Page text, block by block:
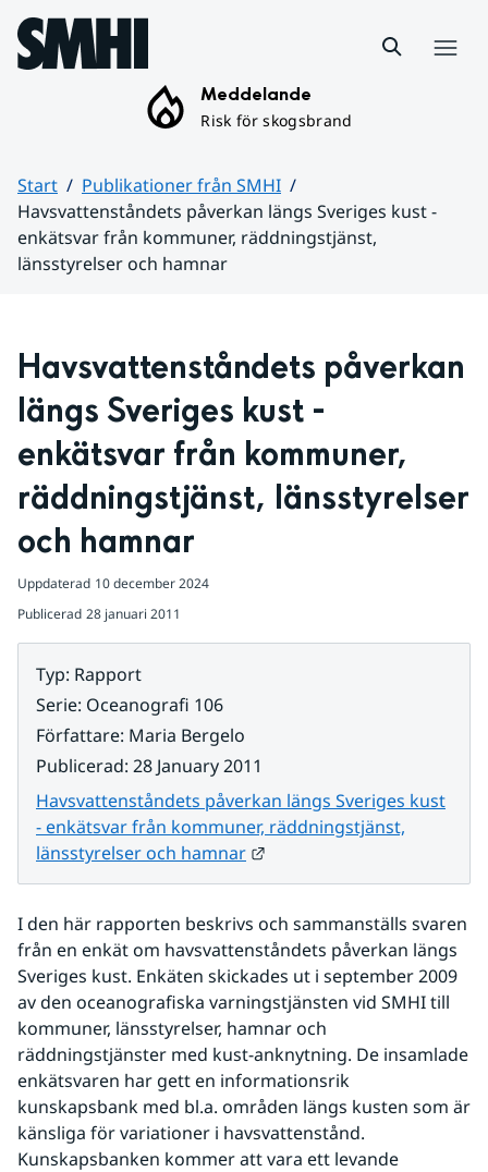
Hoppa till sidans innehåll
Meddelande
Risk för skogsbrand
Start
Publikationer från SMHI
Havsvattenståndets påverkan längs Sveriges kust -
enkätsvar från kommuner, räddningstjänst,
länsstyrelser och hamnar
Havsvattenståndets påverkan
längs Sveriges kust -
enkätsvar från kommuner,
räddningstjänst, länsstyrelser
och hamnar
Uppdaterad 10 december 2024
Publicerad 28 januari 2011
Typ: Rapport
Serie: Oceanografi 106
Författare: Maria Bergelo
Publicerad: 28 January 2011
Havsvattenståndets påverkan längs Sveriges kust
- enkätsvar från kommuner, räddningstjänst,
länsstyrelser och hamnar
I den här rapporten beskrivs och sammanställs svaren
från en enkät om havsvattenståndets påverkan längs
Sveriges kust. Enkäten skickades ut i september 2009
av den oceanografiska varningstjänsten vid SMHI till
kommuner, länsstyrelser, hamnar och
räddningstjänster med kust-anknytning. De insamlade
enkätsvaren har gett en informationsrik
kunskapsbank med bl.a. områden längs kusten som är
känsliga för variationer i havsvattenstånd.
Kunskapsbanken kommer att vara ett levande